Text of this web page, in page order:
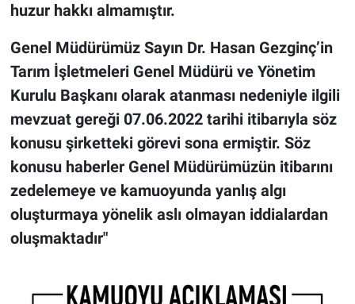
huzur hakkı almamıştır.
Genel Müdürümüz Sayın Dr. Hasan Gezginç’in
Tarım İşletmeleri Genel Müdürü ve Yönetim
Kurulu Başkanı olarak atanması nedeniyle ilgili
mevzuat gereği 07.06.2022 tarihi itibarıyla söz
konusu şirketteki görevi sona ermiştir. Söz
konusu haberler Genel Müdürümüzün itibarını
zedelemeye ve kamuoyunda yanlış algı
oluşturmaya yönelik aslı olmayan iddialardan
oluşmaktadır"